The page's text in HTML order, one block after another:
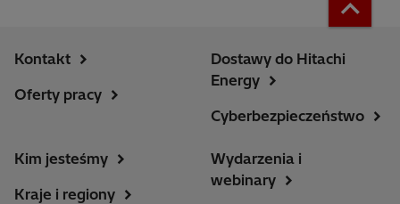
Kontakt
Oferty pracy
Dostawy do Hitachi
Energy
Cyberbezpieczeństwo
Kim jesteśmy
Kraje i regiony
Wydarzenia i
webinary